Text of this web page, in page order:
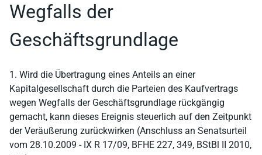
Wegfalls der
Geschäftsgrundlage
1. Wird die Übertragung eines Anteils an einer
Kapitalgesellschaft durch die Parteien des Kaufvertrags
wegen Wegfalls der Geschäftsgrundlage rückgängig
gemacht, kann dieses Ereignis steuerlich auf den Zeitpunkt
der Veräußerung zurückwirken (Anschluss an Senatsurteil
vom 28.10.2009 - IX R 17/09, BFHE 227, 349, BStBl II 2010,